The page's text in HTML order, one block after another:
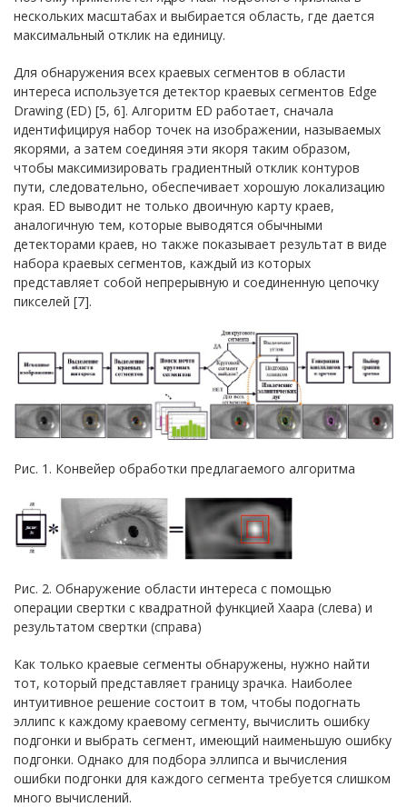
нескольких масштабах и выбирается область, где дается
максимальный отклик на единицу.
Для обнаружения всех краевых сегментов в области
интереса используется детектор краевых сегментов Edge
Drawing (ED) [5, 6]. Алгоритм ED работает, сначала
идентифицируя набор точек на изображении, называемых
якорями, а затем соединяя эти якоря таким образом,
чтобы максимизировать градиентный отклик контуров
пути, следовательно, обеспечивает хорошую локализацию
края. ED выводит не только двоичную карту краев,
аналогичную тем, которые выводятся обычными
детекторами краев, но также показывает результат в виде
набора краевых сегментов, каждый из которых
представляет собой непрерывную и соединенную цепочку
пикселей [7].
Рис. 1. Конвейер обработки предлагаемого алгоритма
Рис. 2. Обнаружение области интереса с помощью
операции свертки с квадратной функцией Хаара (слева) и
результатом свертки (справа)
Как только краевые сегменты обнаружены, нужно найти
тот, который представляет границу зрачка. Наиболее
интуитивное решение состоит в том, чтобы подогнать
эллипс к каждому краевому сегменту, вычислить ошибку
подгонки и выбрать сегмент, имеющий наименьшую ошибку
подгонки. Однако для подбора эллипса и вычисления
ошибки подгонки для каждого сегмента требуется слишком
много вычислений.